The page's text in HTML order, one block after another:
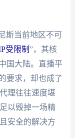
斯当前地区不可
受限制 ”，其核
国大陆。直播平
要求，却也成了
理往往速度堪
以毁掉一场精
安全的解决方